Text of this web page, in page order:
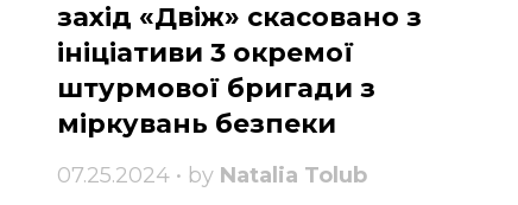
захід «Двіж» скасовано з
ініціативи 3 окремої
штурмової бригади з
міркувань безпеки
07.25.2024 • by Natalia Tolub